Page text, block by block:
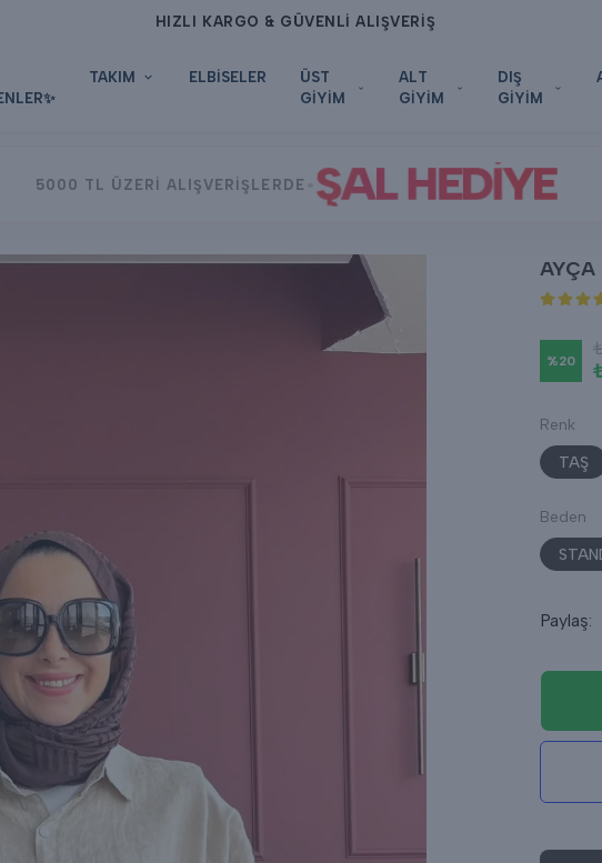
HIZLI KARGO & GÜVENLİ ALIŞVERİŞ
TAKIM ELBİSELER
ÜST
GİYİM
ALT
GİYİM
DIŞ
GİYİM
5000 TL ÜZERİ ALIŞVERİŞLERDE ŞAL HEDİYE
AYÇA
%20
Renk
TAŞ
Beden
Paylaş: